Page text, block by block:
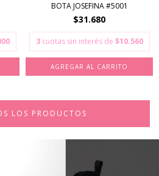
BOTA JOSEFINA #5001
$31.680
3 cuotas sin interés de $10.560
AGREGAR AL CARRITO
LOS PRODUCTOS